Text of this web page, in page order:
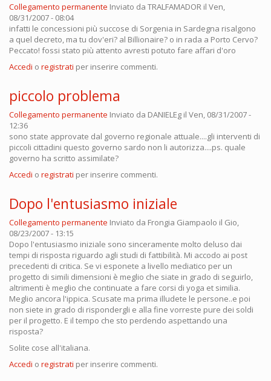
Collegamento permanente Inviato da TRALFAMADOR il Ven,
08/31/2007 - 08:04
infatti le concessioni più succose di Sorgenia in Sardegna risalgono
a quel decreto, ma tu dov'eri? al Billionaire? o in rada a Porto Cervo?
Peccato! fossi stato più attento avresti potuto fare affari d'oro
Accedi o registrati per inserire commenti.
piccolo problema
Collegamento permanente Inviato da DANIELEg il Ven, 08/31/2007 -
12:36
sono state approvate dal governo regionale attuale....gli interventi di
piccoli cittadini questo governo sardo non li autorizza....ps. quale
governo ha scritto assimilate?
Accedi o registrati per inserire commenti.
Dopo l'entusiasmo iniziale
Collegamento permanente Inviato da Frongia Giampaolo il Gio,
08/23/2007 - 13:15
Dopo l'entusiasmo iniziale sono sinceramente molto deluso dai
tempi di risposta riguardo agli studi di fattibilità. Mi accodo ai post
precedenti di critica. Se vi esponete a livello mediatico per un
progetto di simili dimensioni è meglio che siate in grado di seguirlo,
altrimenti è meglio che continuate a fare corsi di yoga et similia.
Meglio ancora l'ippica. Scusate ma prima illudete le persone..e poi
non siete in grado di rispondergli e alla fine vorreste pure dei soldi
per il progetto. E il tempo che sto perdendo aspettando una
risposta?
Solite cose all'italiana.
Accedi o registrati per inserire commenti.